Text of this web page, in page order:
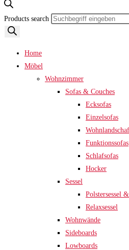
Products search
Home
Möbel
Wohnzimmer
Sofas & Couches
Ecksofas
Einzelsofas
Funktionssofas
Schlafsofas
Hocker
Sessel
Polstersessel
Relaxsessel
Wohnwände
Sideboards
Lowboards